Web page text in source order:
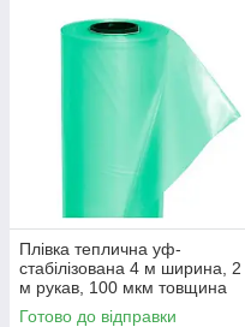
Плівка теплична уф-
стабілізована 4 м ширина, 2
м рукав, 100 мкм товщина
Готово до відправки